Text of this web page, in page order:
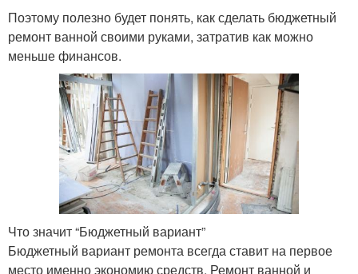
Поэтому полезно будет понять, как сделать бюджетный
ремонт ванной своими руками, затратив как можно
меньше финансов.
Что значит “Бюджетный вариант”
Бюджетный вариант ремонта всегда ставит на первое
место именно экономию средств. Ремонт ванной и